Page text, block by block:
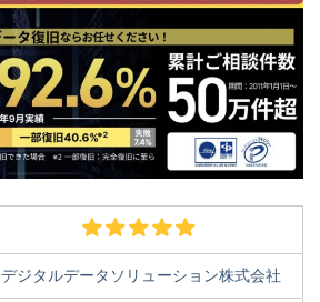
デジタルデータソリューション株式会社